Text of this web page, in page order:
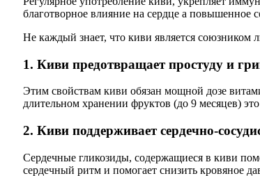
благотворное влияние на сердце а повышенное
Не каждый знает, что киви является союзником
1. Киви предотвращает простуду и
Этим свойствам киви обязан мощной дозе
длительном хранении фруктов (до 9 месяцев)
2. Киви поддерживает сердечно-
Сердечные гликозиды, содержащиеся в киви
сердечный ритм и помогает снизить кровяное